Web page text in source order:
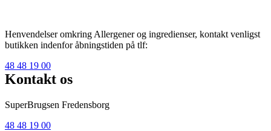
Henvendelser omkring Allergener og ingredienser, kontakt venligst
butikken indenfor åbningstiden på tlf:
48 48 19 00
Kontakt os
SuperBrugsen Fredensborg
48 48 19 00